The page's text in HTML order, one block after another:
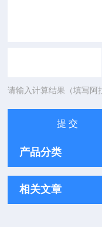
请输入计算结果（填写阿
产品分类
相关文章